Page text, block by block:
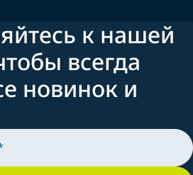
к нашей
всегда
новинок и